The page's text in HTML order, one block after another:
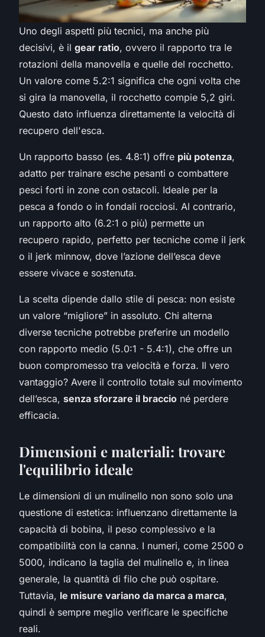
Uno degli aspetti più tecnici, ma anche più
decisivi, è il gear ratio, ovvero il rapporto tra le
rotazioni della manovella e quelle del rocchetto.
Un valore come 5.2:1 significa che ogni volta che
si gira la manovella, il rocchetto compie 5,2 giri.
Questo dato influenza direttamente la velocità di
recupero dell'esca.
Un rapporto basso (es. 4.8:1) offre più potenza,
adatto per trainare esche pesanti o combattere
pesci forti in zone con ostacoli. Ideale per la
pesca a fondo o in fondali rocciosi. Al contrario,
un rapporto alto (6.2:1 o più) permette un
recupero rapido, perfetto per tecniche come il jerk
o il jerk minnow, dove l’azione dell’esca deve
essere vivace e sostenuta.
La scelta dipende dallo stile di pesca: non esiste
un valore “migliore” in assoluto. Chi alterna
diverse tecniche potrebbe preferire un modello
con rapporto medio (5.0:1 - 5.4:1), che offre un
buon compromesso tra velocità e forza. Il vero
vantaggio? Avere il controllo totale sul movimento
dell’esca, senza sforzare il braccio né perdere
efficacia.
Dimensioni e materiali: trovare
l'equilibrio ideale
Le dimensioni di un mulinello non sono solo una
questione di estetica: influenzano direttamente la
capacità di bobina, il peso complessivo e la
compatibilità con la canna. I numeri, come 2500 o
5000, indicano la taglia del mulinello e, in linea
generale, la quantità di filo che può ospitare.
Tuttavia, le misure variano da marca a marca,
quindi è sempre meglio verificare le specifiche
reali.